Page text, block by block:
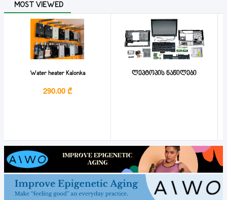
MOST VIEWED
Water heater Kalonka
290.00 ₾
ლეპტოპის ნაწილები